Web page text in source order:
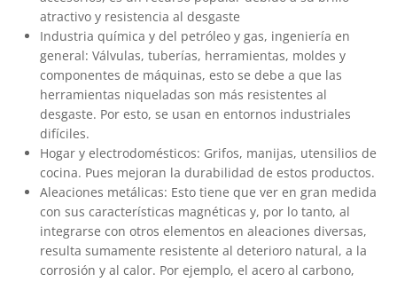
atractivo y resistencia al desgaste
Industria química y del petróleo y gas, ingeniería en
general: Válvulas, tuberías, herramientas, moldes y
componentes de máquinas, esto se debe a que las
herramientas niqueladas son más resistentes al
desgaste. Por esto, se usan en entornos industriales
difíciles.
Hogar y electrodomésticos: Grifos, manijas, utensilios de
cocina. Pues mejoran la durabilidad de estos productos.
Aleaciones metálicas: Esto tiene que ver en gran medida
con sus características magnéticas y, por lo tanto, al
integrarse con otros elementos en aleaciones diversas,
resulta sumamente resistente al deterioro natural, a la
corrosión y al calor. Por ejemplo, el acero al carbono,